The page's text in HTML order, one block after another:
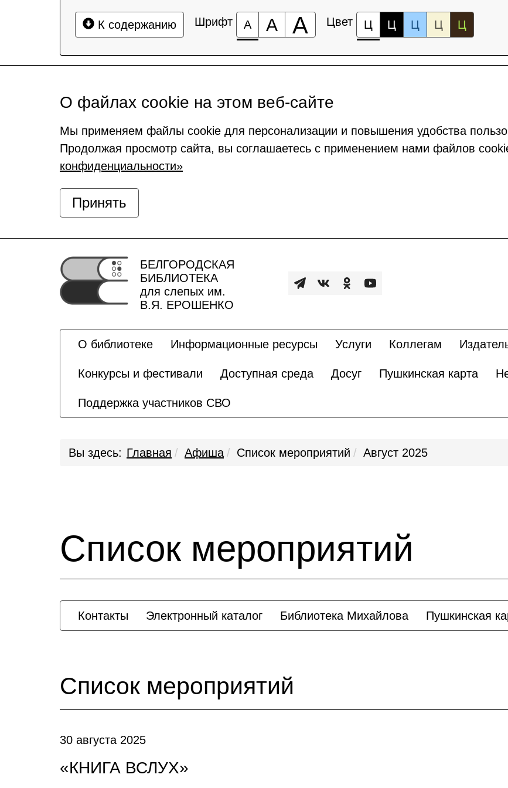
К содержанию Шрифт А А А Цвет Ц Ц Ц Ц Ц
О файлах cookie на этом веб-сайте
Мы применяем файлы cookie для персонализации и повышения удобства
Продолжая просмотр сайта, вы соглашаетесь с применением нами файлов
конфиденциальности»
Принять
БЕЛГОРОДСКАЯ
БИБЛИОТЕКА
для слепых им.
В.Я. ЕРОШЕНКО
О библиотеке Информационные ресурсы Услуги Коллегам
Конкурсы и фестивали Доступная среда Досуг Пушкинская карта
Поддержка участников СВО
Вы здесь: Главная Афиша Список мероприятий Август 2025
Список мероприятий
Контакты Электронный каталог Библиотека Михайлова Пушкинская
Список мероприятий
30 августа 2025
«КНИГА ВСЛУХ»